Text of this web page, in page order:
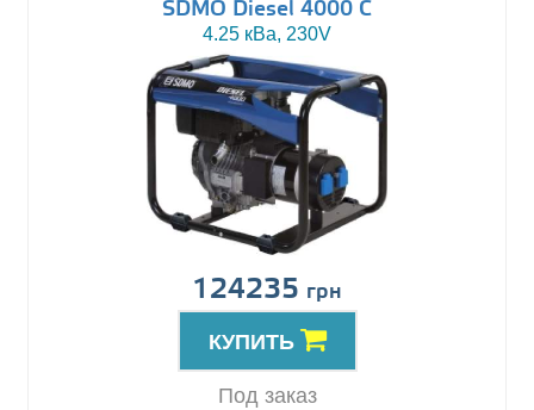
SDMO Diesel 4000 C
4.25 кВа, 230V
124235 грн
КУПИТЬ
Под заказ